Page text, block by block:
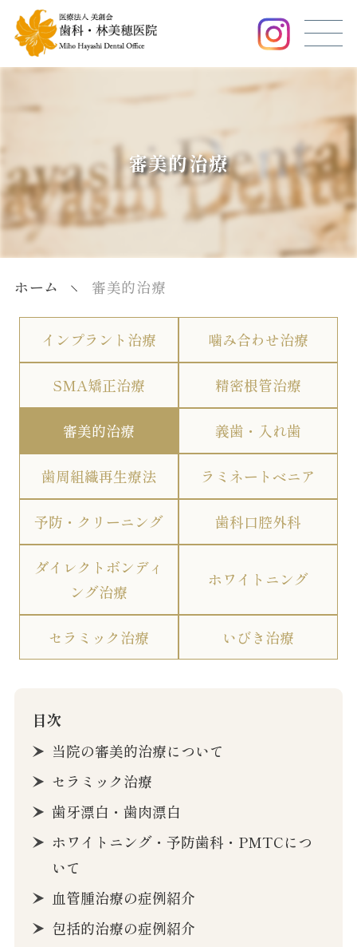
審美的治療
ホーム 審美的治療
インプラント治療 噛み合わせ治療
SMA矯正治療 精密根管治療
審美的治療 義歯・入れ歯
歯周組織再生療法 ラミネートベニア
予防・クリーニング 歯科口腔外科
ダイレクトボンディ
ング治療
ホワイトニング
セラミック治療 いびき治療
目次
当院の審美的治療について
セラミック治療
歯牙漂白・歯肉漂白
ホワイトニング・予防歯科・PMTCにつ
いて
血管腫治療の症例紹介
包括的治療の症例紹介